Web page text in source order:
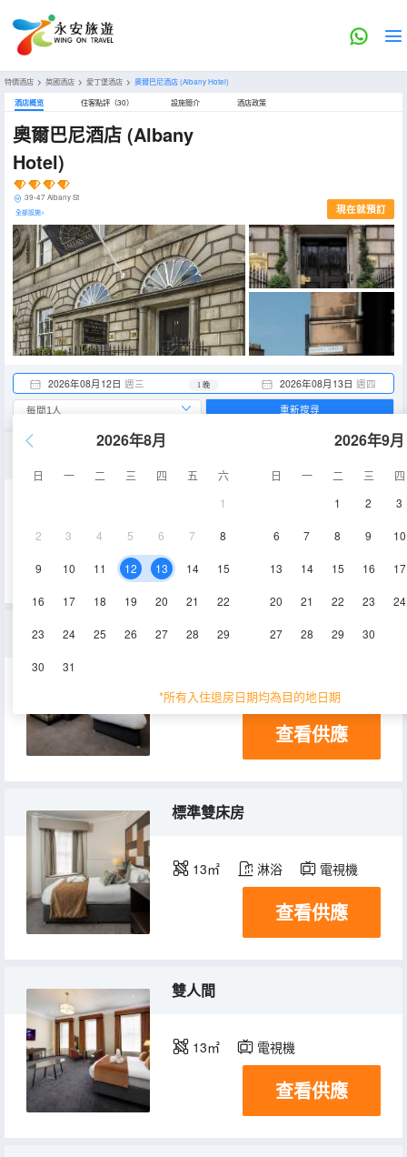
特價酒店 > 英國酒店 > 愛丁堡酒店 > 奧爾巴尼酒店(Albany Hotel)
酒店概览 住客點評（30） 設施簡介 酒店政策
奧爾巴尼酒店 (Albany
Hotel)
39-47 Albany St
全部設施> 現在就預訂
2026年08月12日 週三 2026年08月13日 週四
1 晚
2026年8月
日 一 二 三 四 五
六
1
2 3 4 5 6 7 8
9 10 11 12 13 14 15
16 17 18 19 20 21 22
23 24 25 26 27 28 29
30 31
2026年9月
日 一 二 三
四
1
2 3
6 7 8 9 10
13 14 15 16 17
20 21 22 23 24
27 28 29 30
*所有入住退房日期均為目的地日期
重新搜尋
三人間
電視機
查看供應
標準雙床房
13㎡ 淋浴 電視機
查看供應
雙人間
13㎡ 電視機
查看供應